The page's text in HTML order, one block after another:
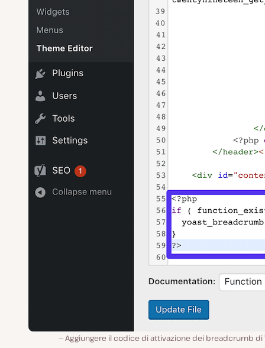
Aggiungere il codice di attivazione dei breadcrumb di